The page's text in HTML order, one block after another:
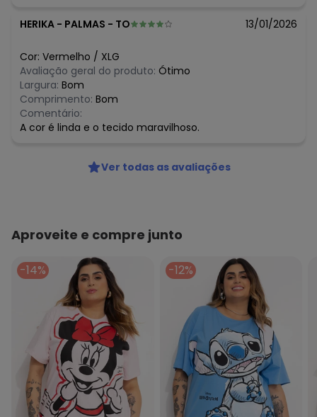
HERIKA - PALMAS - TO 13/01/2026
Cor: Vermelho / XLG
Avaliação geral do produto: Ótimo
Largura: Bom
Comprimento: Bom
Comentário:
A cor é linda e o tecido maravilhoso.
Ver todas as avaliações
Aproveite e compre junto
-14% -12%